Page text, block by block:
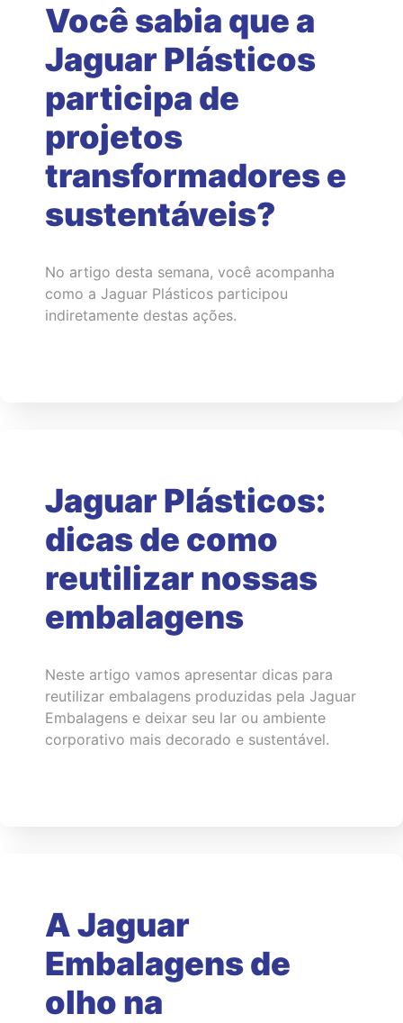
Você sabia que a
Jaguar Plásticos
participa de
projetos
transformadores e
sustentáveis?
No artigo desta semana, você acompanha
como a Jaguar Plásticos participou
indiretamente destas ações.
Jaguar Plásticos:
dicas de como
reutilizar nossas
embalagens
Neste artigo vamos apresentar dicas para
reutilizar embalagens produzidas pela Jaguar
Embalagens e deixar seu lar ou ambiente
corporativo mais decorado e sustentável.
A Jaguar
Embalagens de
olho na